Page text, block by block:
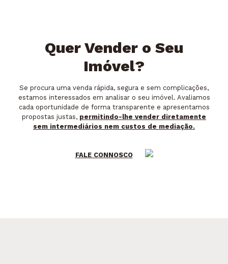
Quer Vender o Seu
Imóvel?
Se procura uma venda rápida, segura e sem complicações,
estamos interessados em analisar o seu imóvel. Avaliamos
cada oportunidade de forma transparente e apresentamos
propostas justas, permitindo-lhe vender diretamente
sem intermediários nem custos de mediação.
FALE CONNOSCO